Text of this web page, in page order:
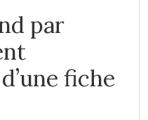
par
fiche